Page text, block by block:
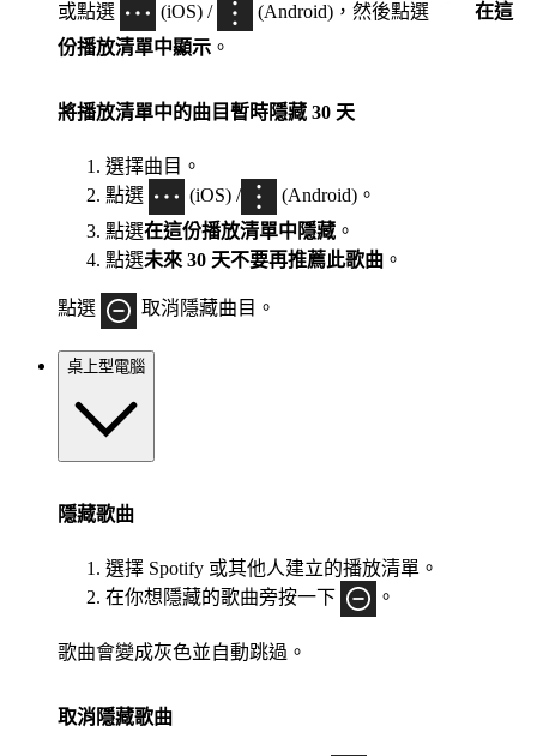
或點選 (iOS) / (Android)，然後點選
在這
份播放清單中顯示 。
將播放清單中的曲目暫時隱藏 30 天
選擇曲目。
點選
(iOS) /
(Android)。
點選在這份播放清單中隱藏 。
點選未來 30 天不要再推薦此歌曲 。
點選 取消隱藏曲目。
桌上型電腦
隱藏歌曲
選擇 Spotify 或其他人建立的播放清單。
在你想隱藏的歌曲旁按一下
。
歌曲會變成灰色並自動跳過。
取消隱藏歌曲